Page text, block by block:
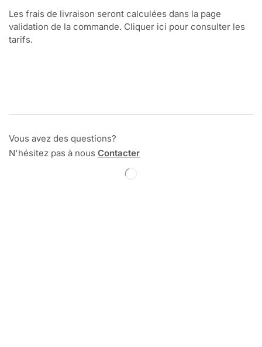
Les frais de livraison seront calculées dans la page
validation de la commande. Cliquer ici pour consulter les
tarifs.
Vous avez des questions?
N'hésitez pas à nous Contacter